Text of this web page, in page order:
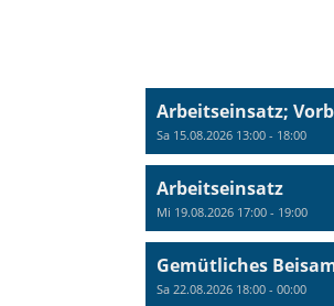
Arbeitseinsatz;
Sa 15.08.2026 13:00 - 18:00
Arbeitseinsatz
Mi 19.08.2026 17:00 - 19:00
Gemütliches
Sa 22.08.2026 18:00 - 00:00